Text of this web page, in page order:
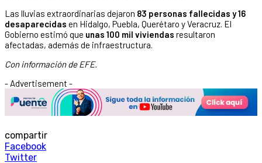
Las lluvias extraordinarias dejaron 83 personas fallecidas y 16
desaparecidas en Hidalgo, Puebla, Querétaro y Veracruz. El
Gobierno estimó que unas 100 mil viviendas resultaron
afectadas, además de infraestructura.
Con información de EFE.
- Advertisement -
compartir
Facebook
Twitter